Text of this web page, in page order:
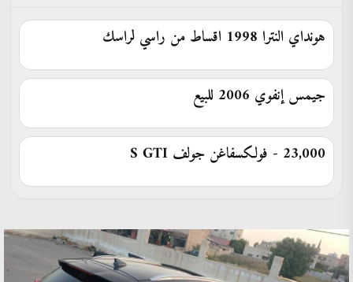
هونداي النترا 1998 اقساط من راسي لراسك
جيمس إنفوي 2006 للبيع
23,000 - فولكسفاغن جولف ⁦GTI⁩ ⁦S⁩